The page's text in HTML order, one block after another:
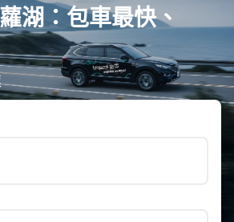
湖：包車最快、